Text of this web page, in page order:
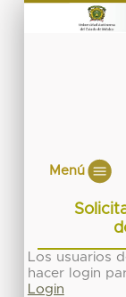
Menú
Los usuarios
hacer login
Login